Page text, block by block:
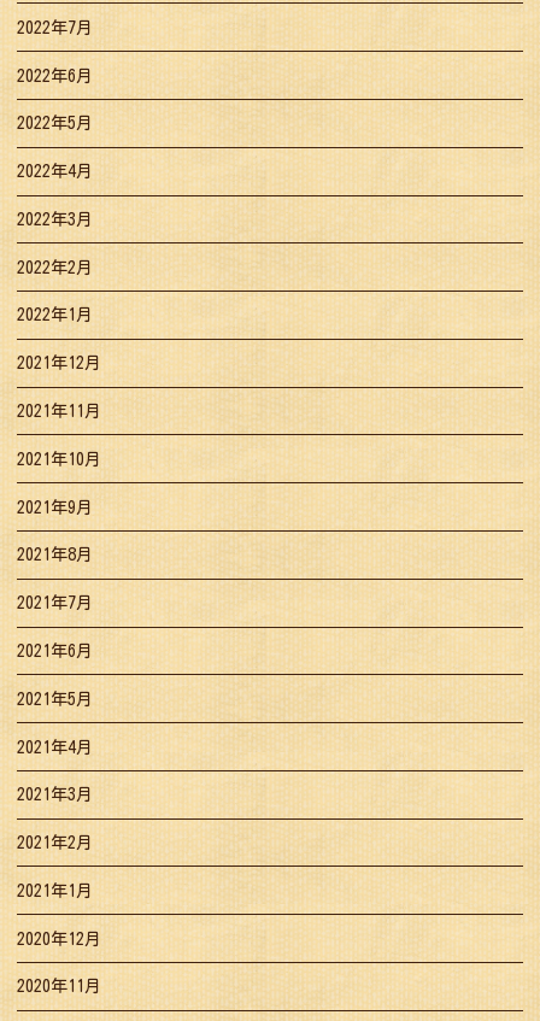
2022年7月
2022年6月
2022年5月
2022年4月
2022年3月
2022年2月
2022年1月
2021年12月
2021年11月
2021年10月
2021年9月
2021年8月
2021年7月
2021年6月
2021年5月
2021年4月
2021年3月
2021年2月
2021年1月
2020年12月
2020年11月